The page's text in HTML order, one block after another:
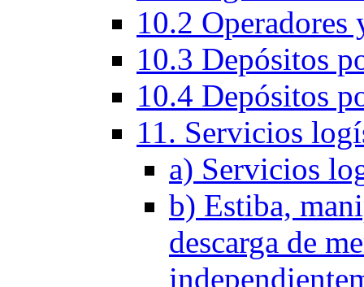
10.2 Operadores
10.3 Depósitos
10.4 Depósitos
11. Servicios
a) Servicios
b) Estiba,
descarga de